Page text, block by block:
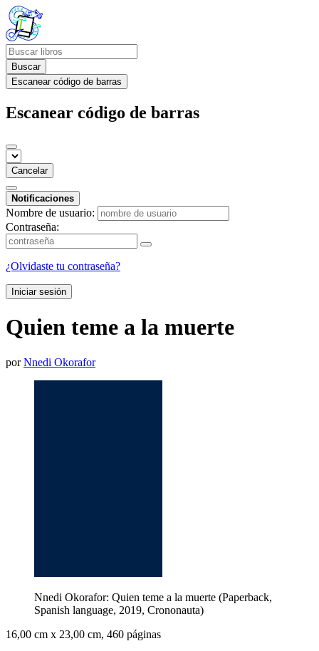
Buscar
Escanear código de barras
Escanear código de barras
Cancelar
Notificaciones
Nombre de usuario:
Contraseña:
¿Olvidaste tu contraseña?
Iniciar sesión
Quien teme a la muerte
porNnedi Okorafor
Nnedi Okorafor: Quien teme a la muerte (Paperback,
Spanish language, 2019, Crononauta)
16,00 cm x 23,00 cm, 460 páginas